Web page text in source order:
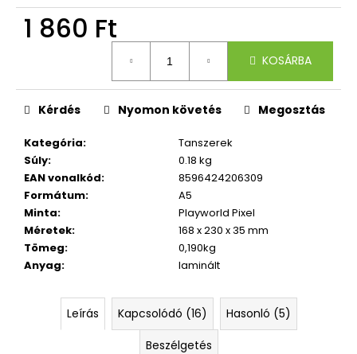
1 860 Ft
KOSÁRBA
Kategória:
Tanszerek
Súly:
0.18 kg
EAN vonalkód:
8596424206309
Formátum:
A5
Minta:
Playworld Pixel
Méretek:
168 x 230 x 35 mm
Tömeg:
0,190kg
Anyag: laminált
Kérdés Nyomon követés Megosztás
Leírás Kapcsolódó (16)
Hasonló (5)
Beszélgetés
NEXT
BUTTERFLY